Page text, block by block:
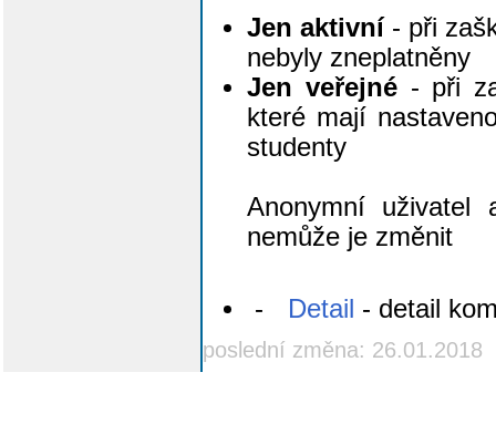
Jen aktivní- při
nebyly zneplatněny
Jen veřejné- při
které mají
studenty
Anonymní uživatel
nemůže je změnit
- Detail - detail
poslední změna: 26.01.2018